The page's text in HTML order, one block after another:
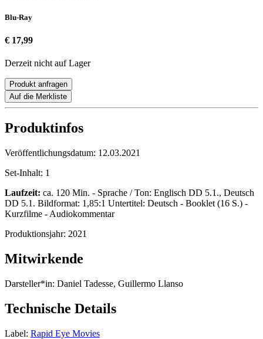
Blu-Ray
€ 17,99
Derzeit nicht auf Lager
Produkt anfragen
Auf die Merkliste
Produktinfos
Veröffentlichungsdatum: 12.03.2021
Set-Inhalt: 1
Laufzeit: ca. 120 Min. - Sprache / Ton: Englisch DD 5.1., Deutsch
DD 5.1. Bildformat: 1,85:1 Untertitel: Deutsch - Booklet (16 S.) -
Kurzfilme - Audiokommentar
Produktionsjahr: 2021
Mitwirkende
Darsteller*in: Daniel Tadesse, Guillermo Llanso
Technische Details
Label: Rapid Eye Movies